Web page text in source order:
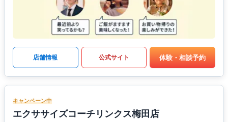
店舗情報 公式サイト 体験・相談予約
キャンペーン中
エクササイズコーチリンクス梅田店